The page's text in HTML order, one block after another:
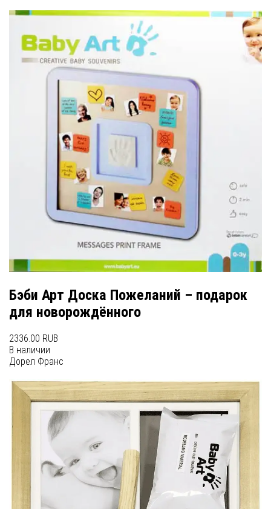
Бэби Арт Доска Пожеланий – подарок
для новорождённого
2336.00 RUB
В наличии
Дорел Франс